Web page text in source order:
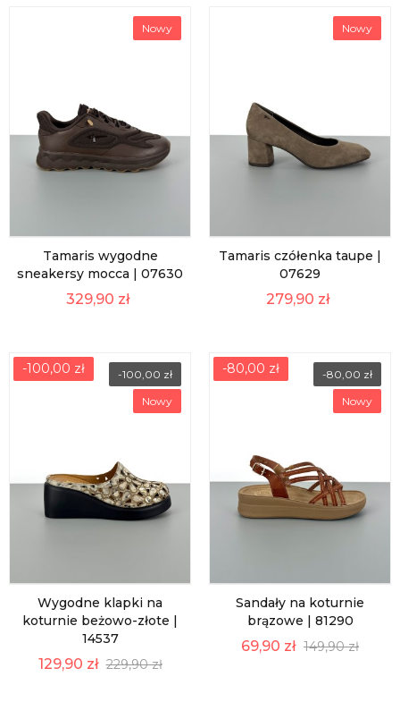
Nowy
Tamaris wygodne
sneakersy mocca | 07630
329,90 zł
Nowy
Tamaris czółenka taupe |
07629
279,90 zł
-100,00 zł
Nowy
-100,00 zł
Wygodne klapki na
koturnie beżowo-złote |
14537
129,90 zł 229,90 zł
-80,00 zł
Nowy
-80,00 zł
Sandały na koturnie
brązowe | 81290
69,90 zł 149,90 zł